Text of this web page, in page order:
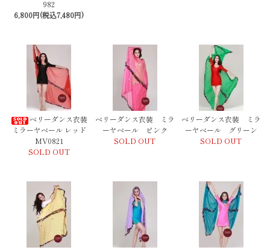
982
6,800円(税込7,480円)
ベリーダンス衣装
ミラーヤベール レッド
MV0821
SOLD OUT
ベリーダンス衣装 ミラ
ーヤベール ピンク
SOLD OUT
ベリーダンス衣装 ミラ
ーヤベール グリーン
SOLD OUT